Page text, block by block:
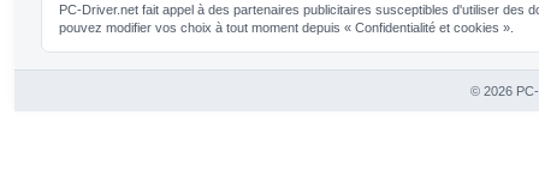
PC-Driver.net fait appel à des partenaires publicitaires susceptibles d'utiliser
pouvez modifier vos choix à tout moment depuis « Confidentialité et cookies ».
© 2026